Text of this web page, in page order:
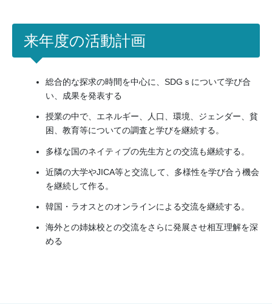
来年度の活動計画
総合的な探求の時間を中心に、SDGｓについて学び合
い、成果を発表する
授業の中で、エネルギー、人口、環境、ジェンダー、貧
困、教育等についての調査と学びを継続する。
多様な国のネイティブの先生方との交流も継続する。
近隣の大学やJICA等と交流して、多様性を学び合う機会
を継続して作る。
韓国・ラオスとのオンラインによる交流を継続する。
海外との姉妹校との交流をさらに発展させ相互理解を深
める